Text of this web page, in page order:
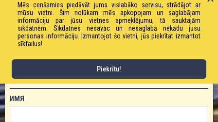
Вес: 5000 г / м
Рабочее давление: 0,45 бар
ЗАКАЗАТЬ ТОВАР!
ИМЯ
Mēs cenšamies piedāvāt jums vislabāko servisu, strādājot ar
mūsu vietni. Šim nolūkam mēs apkopojam un saglabājam
informāciju par jūsu vietnes apmeklējumu, tā sauktajām
sīkdatnēm. Sīkdatnes nesavāc un nesaglabā nekādu jūsu
personas informāciju. Izmantojot šo vietni, jūs piekrītat izmantot
sīkfailus!
Piekrītu!